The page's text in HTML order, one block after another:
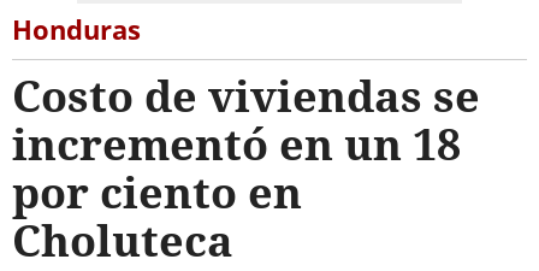
Honduras
Costo de viviendas se
incrementó en un 18
por ciento en
Choluteca